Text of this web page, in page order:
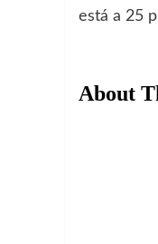
está a 25
About